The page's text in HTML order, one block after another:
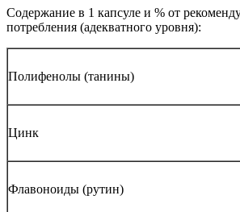
Содержание в 1 капсуле и % от
потребления (адекватного уровня):
Полифенолы (танины)
Цинк
Флавоноиды (рутин)